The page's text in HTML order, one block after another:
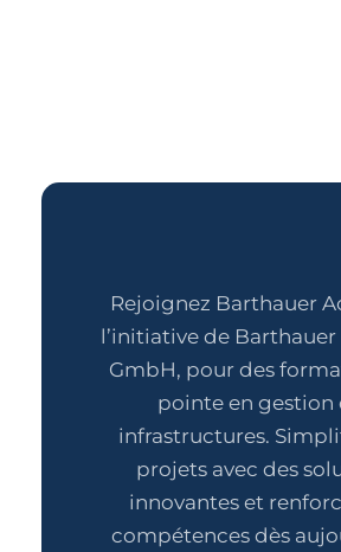
Rejoignez Barthauer
l’initiative de
GmbH, pour des
pointe en gestion
infrastructures.
projets avec des
innovantes et
compétences dès